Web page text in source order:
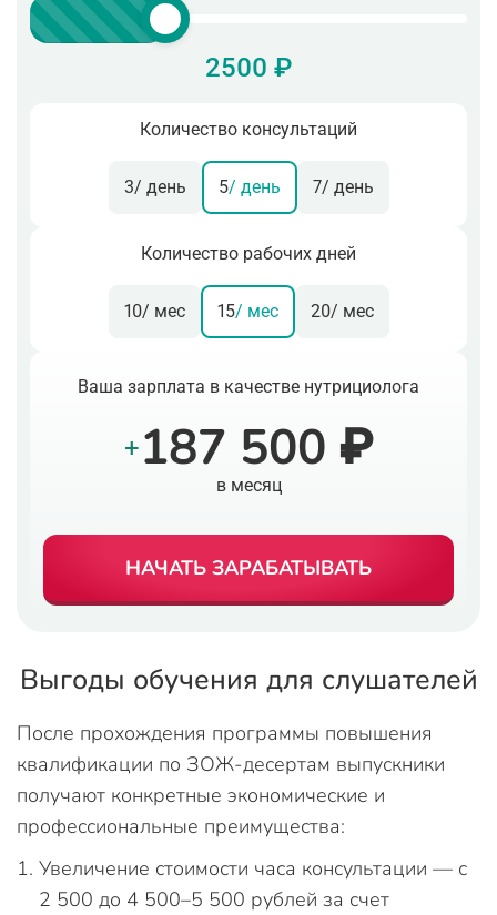
2500 ₽
Количество консультаций
3/ день 5/ день 7/ день
Количество рабочих дней
10/ мес 15/ мес 20/ мес
Ваша зарплата в качестве нутрициолога
+187 500 ₽
в месяц
НАЧАТЬ ЗАРАБАТЫВАТЬ
Выгоды обучения для слушателей
После прохождения программы повышения
квалификации по ЗОЖ-десертам выпускники
получают конкретные экономические и
профессиональные преимущества:
Увеличение стоимости часа консультации — с
2 500 до 4 500–5 500 рублей за счет